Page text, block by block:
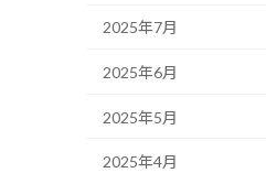
2025年7月
2025年6月
2025年5月
2025年4月